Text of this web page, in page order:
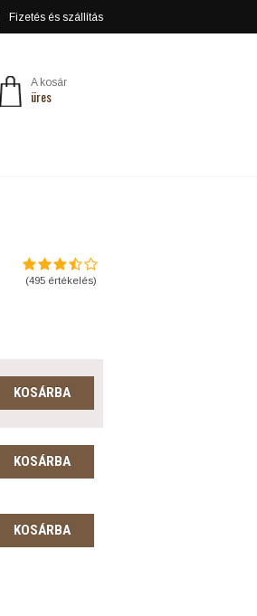
Fizetés és szállítás
A kosár
üres
(495értékelés)
KOSÁRBA
KOSÁRBA
KOSÁRBA